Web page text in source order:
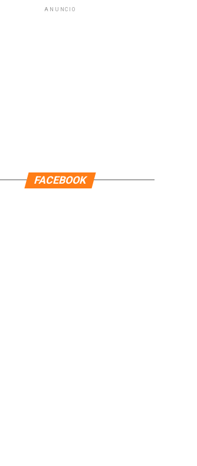
ANUNCIO
FACEBOOK